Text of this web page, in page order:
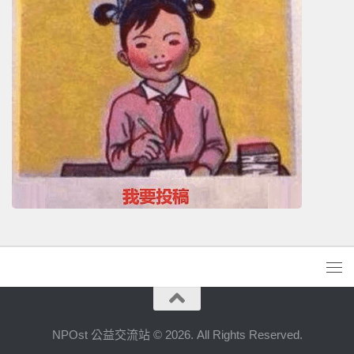
NPOst 公益交流站 © 2026. All Rights Reserved.